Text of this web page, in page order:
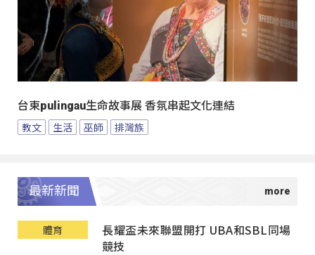
台東pulingau生命故事展 香氛串起文化連結
教文 生活 巫師 排灣族
最新新聞
體育
長耀盃未來聯盟開打 UBA和SBL同場
競技